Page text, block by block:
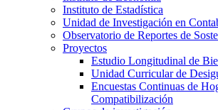
Instituto de Estadística
Unidad de Investigación en
Observatorio de Reportes de
Proyectos
Estudio Longitudinal de
Unidad Curricular de
Encuestas Continuas de
Compatibilización